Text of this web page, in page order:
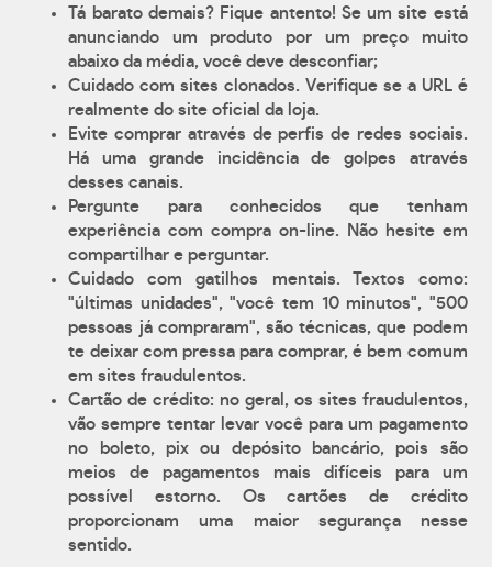
Tá barato demais? Fique antento! Se um site está
anunciando um produto por um preço muito
abaixo da média, você deve desconfiar;
Cuidado com sites clonados. Verifique se a URL é
realmente do site oficial da loja.
Evite comprar através de perfis de redes sociais.
Há uma grande incidência de golpes através
desses canais.
Pergunte para conhecidos que tenham
experiência com compra on-line. Não hesite em
compartilhar e perguntar.
Cuidado com gatilhos mentais. Textos como:
"últimas unidades", "você tem 10 minutos", "500
pessoas já compraram", são técnicas, que podem
te deixar com pressa para comprar, é bem comum
em sites fraudulentos.
Cartão de crédito: no geral, os sites fraudulentos,
vão sempre tentar levar você para um pagamento
no boleto, pix ou depósito bancário, pois são
meios de pagamentos mais difíceis para um
possível estorno. Os cartões de crédito
proporcionam uma maior segurança nesse
sentido.